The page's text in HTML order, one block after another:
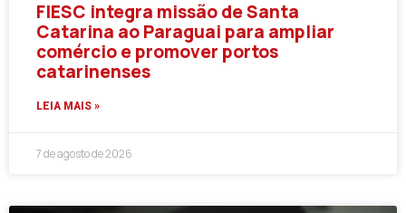
FIESC integra missão de Santa
Catarina ao Paraguai para ampliar
comércio e promover portos
catarinenses
LEIA MAIS »
7 de agosto de 2026